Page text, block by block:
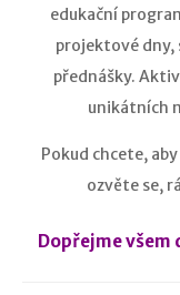
edukační
projektové dny,
přednášky.
unikátních
Pokud chcete,
ozvěte se,
Dopřejme všem